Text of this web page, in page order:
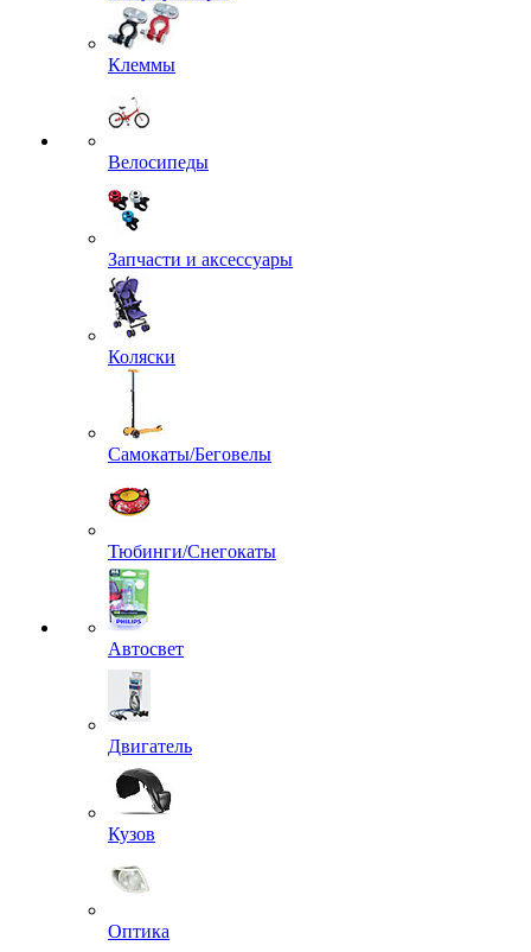
Клеммы
Велосипеды
Запчасти и аксессуары
Коляски
Самокаты/Беговелы
Тюбинги/Снегокаты
Автосвет
Двигатель
Кузов
Оптика